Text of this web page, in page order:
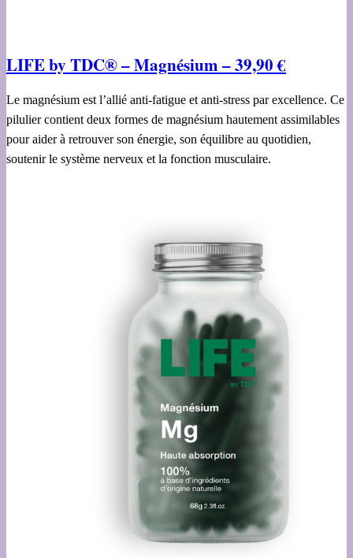
LIFE by TDC® – Magnésium – 39,90 €
Le magnésium est l’allié anti-fatigue et anti-stress par excellence. Ce
pilulier contient deux formes de magnésium hautement assimilables
pour aider à retrouver son énergie, son équilibre au quotidien,
soutenir le système nerveux et la fonction musculaire.